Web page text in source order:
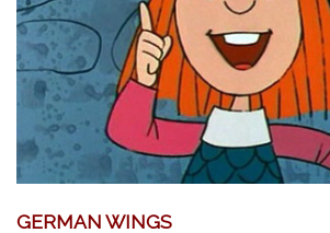
GERMAN WINGS